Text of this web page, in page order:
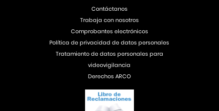
Contáctanos
Trabaja con nosotros
Comprobantes electrónicos
Política de privacidad de datos personales
Tratamiento de datos personales para
videovigilancia
Derechos ARCO